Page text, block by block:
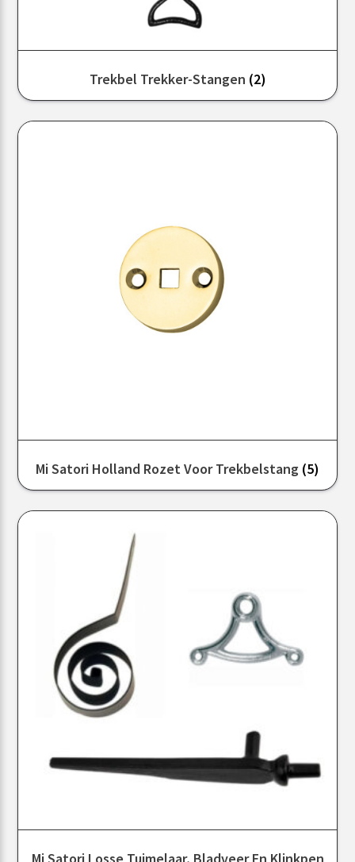
Trekbel Trekker-Stangen (2)
Mi Satori Holland Rozet Voor Trekbelstang (5)